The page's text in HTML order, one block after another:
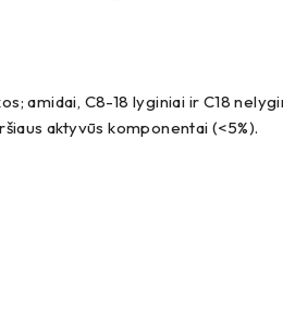
amidai, C8-18 lyginiai ir C18
aktyvūs komponentai (<5%).